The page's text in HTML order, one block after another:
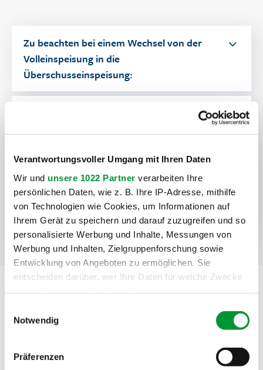
Verantwortungsvoller Umgang mit Ihren Daten
Wir und unsere 1022 Partner verarbeiten Ihre
persönlichen Daten, wie z. B. Ihre IP-Adresse, mithilfe
von Technologien wie Cookies, um Informationen auf
Ihrem Gerät zu speichern und darauf zuzugreifen und so
personalisierte Werbung und Inhalte, Messungen von
Werbung und Inhalten, Zielgruppenforschung sowie
Entwicklung von Angeboten zu ermöglichen. Sie
entscheiden darüber, wer Ihre Daten für welche Zwecke
Trigger Symbol ändern oder widerrufen
Informationen über Ihre geografische Lage erfassen,
Notwendig
Präferenzen
Zu beachten bei einem Wechsel von der
Volleinspeisung in die
Überschusseinspeisung:
Am praxisrelevantesten sind die
folgenden – hier vereinfacht
dargestellten – Entfall- bzw.
Reduzierungsmöglichkeiten: